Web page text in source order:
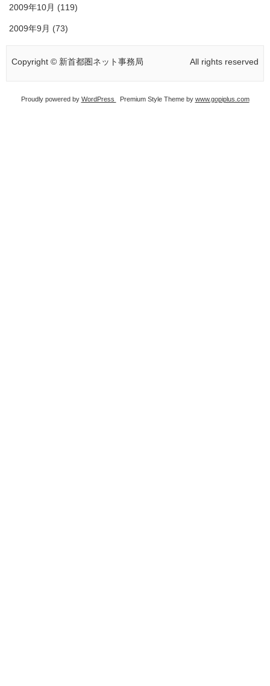
2009年10月 (119)
2009年9月 (73)
Copyright © 新首都圏ネット事務局 All rights reserved
Proudly powered by WordPress Premium Style Theme by www.gopiplus.com